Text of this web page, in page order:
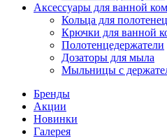
Аксессуары для ванной
Кольца для полотенец
Крючки для ванной
Полотенцедержатели
Дозаторы для мыла
Мыльницы с
Бренды
Акции
Новинки
Галерея